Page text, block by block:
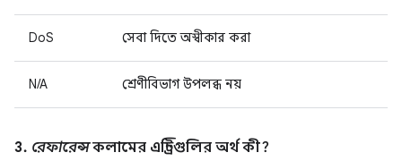
DoS সেবা দিতে অস্বীকার করা
N/A শ্রেণীবিভাগ উপলব্ধ নয়
3. রেফারেন্সকলামের এন্ট্রিগুলির অর্থ কী?